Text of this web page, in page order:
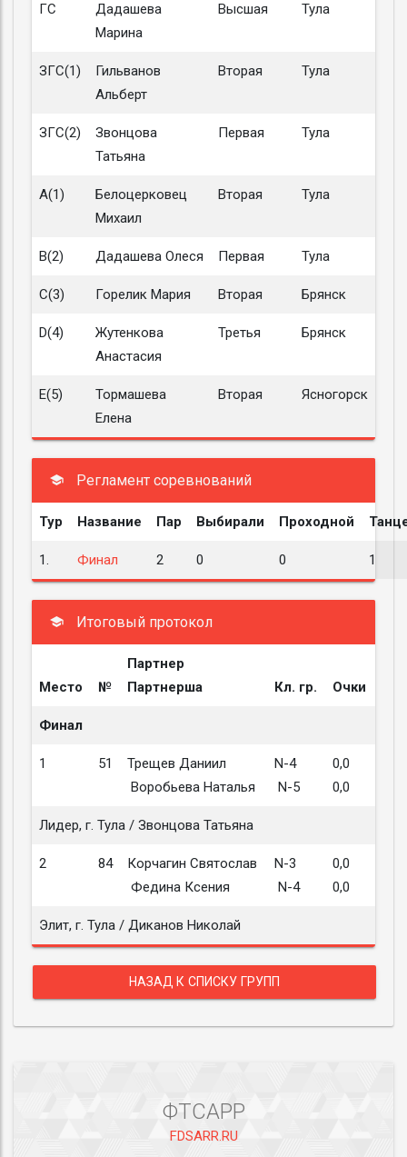
ГС
Дадашева
Марина
Высшая Тула
ЗГС(1)
Гильванов
Альберт
Вторая Тула
ЗГС(2)
Звонцова
Татьяна
Первая Тула
A(1)
Белоцерковец
Михаил
Вторая Тула
B(2) Дадашева Олеся Первая Тула
C(3) Горелик Мария Вторая Брянск
D(4)
Жутенкова
Анастасия
Третья Брянск
E(5)
Тормашева
Елена
Вторая Ясногорск
Регламент соревнований
Тур Название Пар Выбирали Проходной
1. Финал 2 0 0 1
Итоговый протокол
Место №
Партнер
Партнерша
Кл. гр. Очки
Финал
1 51
Трещев Даниил
Воробьева Наталья
N-4
N-5
0,0
0,0
Лидер, г. Тула / Звонцова Татьяна
2 84
Корчагин Святослав
Федина Ксения
N-3
N-4
0,0
0,0
Элит, г. Тула / Диканов Николай
НАЗАД К СПИСКУ ГРУПП
ФТСАРР
FDSARR.RU